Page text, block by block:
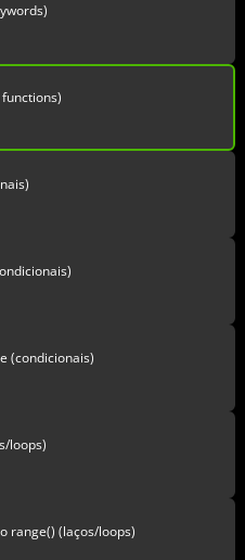
(condicionais)
loops)
range() (laços/loops)